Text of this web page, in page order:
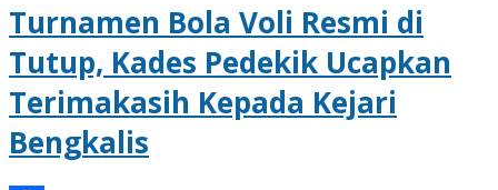
Turnamen Bola Voli Resmi di
Tutup, Kades Pedekik Ucapkan
Terimakasih Kepada Kejari
Bengkalis